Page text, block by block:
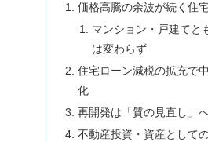
価格高騰の余波が続く住
マンション・戸建てと
は変わらず
住宅ローン減税の拡充で
化
再開発は「質の見直し」
不動産投資・資産として